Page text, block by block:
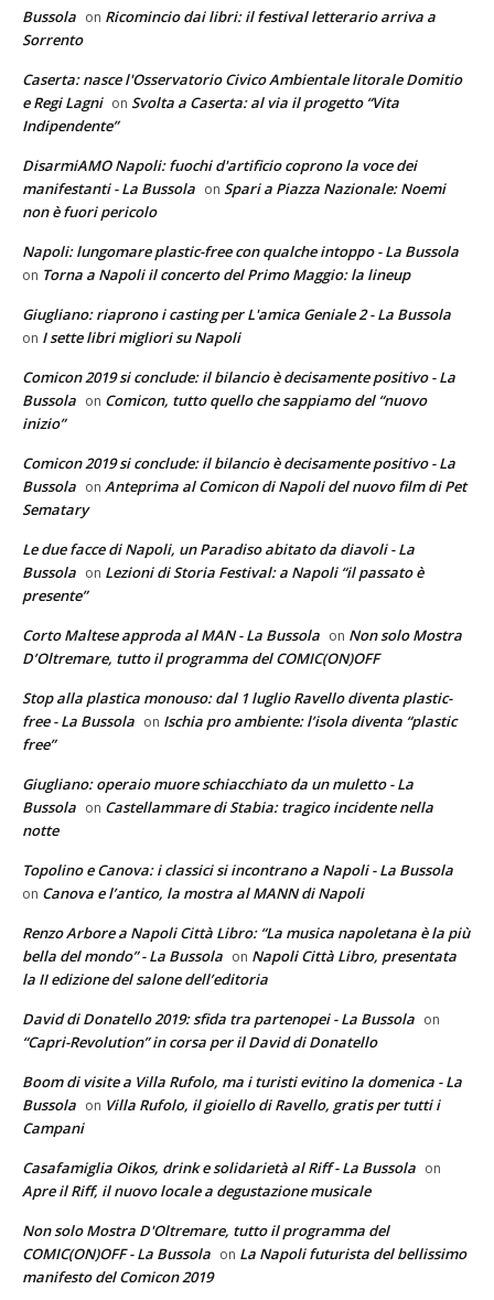
Bussola on Ricomincio dai libri: il festival letterario arriva a
Sorrento
Caserta: nasce l'Osservatorio Civico Ambientale litorale Domitio
e Regi Lagni on Svolta a Caserta: al via il progetto “Vita
Indipendente”
DisarmiAMO Napoli: fuochi d'artificio coprono la voce dei
manifestanti - La Bussola on Spari a Piazza Nazionale: Noemi
non è fuori pericolo
Napoli: lungomare plastic-free con qualche intoppo - La Bussola
on Torna a Napoli il concerto del Primo Maggio: la lineup
Giugliano: riaprono i casting per L'amica Geniale 2 - La Bussola
on I sette libri migliori su Napoli
Comicon 2019 si conclude: il bilancio è decisamente positivo - La
Bussola on Comicon, tutto quello che sappiamo del “nuovo
inizio”
Comicon 2019 si conclude: il bilancio è decisamente positivo - La
Bussola on Anteprima al Comicon di Napoli del nuovo film di Pet
Sematary
Le due facce di Napoli, un Paradiso abitato da diavoli - La
Bussola on Lezioni di Storia Festival: a Napoli “il passato è
presente”
Corto Maltese approda al MAN - La Bussola on Non solo Mostra
D’Oltremare, tutto il programma del COMIC(ON)OFF
Stop alla plastica monouso: dal 1 luglio Ravello diventa plastic-
free - La Bussola on Ischia pro ambiente: l’isola diventa “plastic
free”
Giugliano: operaio muore schiacchiato da un muletto - La
Bussola on Castellammare di Stabia: tragico incidente nella
notte
Topolino e Canova: i classici si incontrano a Napoli - La Bussola
on Canova e l’antico, la mostra al MANN di Napoli
Renzo Arbore a Napoli Città Libro: “La musica napoletana è la più
bella del mondo” - La Bussola on Napoli Città Libro, presentata
la II edizione del salone dell’editoria
David di Donatello 2019: sfida tra partenopei - La Bussola on
“Capri-Revolution” in corsa per il David di Donatello
Boom di visite a Villa Rufolo, ma i turisti evitino la domenica - La
Bussola on Villa Rufolo, il gioiello di Ravello, gratis per tutti i
Campani
Casafamiglia Oikos, drink e solidarietà al Riff - La Bussola on
Apre il Riff, il nuovo locale a degustazione musicale
Non solo Mostra D'Oltremare, tutto il programma del
COMIC(ON)OFF - La Bussola on La Napoli futurista del bellissimo
manifesto del Comicon 2019